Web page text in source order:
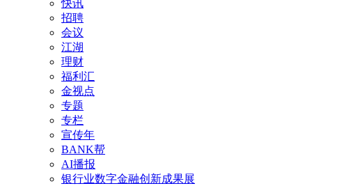
快讯
招聘
会议
江湖
理财
福利汇
金视点
专题
专栏
宣传年
BANK帮
AI播报
银行业数字金融创新成果展